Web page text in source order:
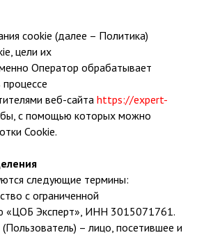
cookie (далее – Политика)
цели их
Оператор обрабатывает
веб-сайта https://expert-
с помощью которых можно
Cookie.
следующие термины:
с ограниченной
«ЦОБ Эксперт», ИНН 3015071761.
– лицо, посетившее и